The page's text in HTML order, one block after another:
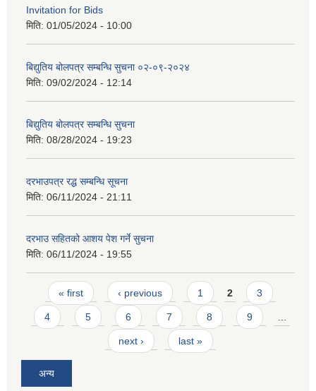
Invitation for Bids
मिति: 01/05/2024 - 10:00
बिद्युतिय बोलपत्र सम्बन्धि सुचना ०२-०९-२०२४
मिति: 09/02/2024 - 12:14
बिद्युतिय बोलपत्र सम्बन्धि सुचना
मिति: 08/28/2024 - 19:23
दरभाउपत्र रद्ध सम्बन्धि सूचना
मिति: 06/11/2024 - 21:11
दरभाउ सहितको आशय पेश गर्ने सुचना
मिति: 06/11/2024 - 19:55
Pages
« first ‹ previous 1 2 3
4 5 6 7 8 9
next › last »
अन्य